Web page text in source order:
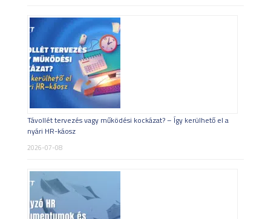
Távollét tervezés vagy működési kockázat? – Így kerülhető el a
nyári HR-káosz
2026-07-08